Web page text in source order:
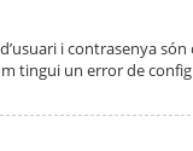
i contrasenya
tingui un error de